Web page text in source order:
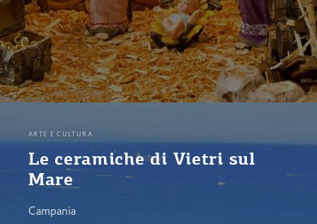
ARTE E CULTURA
Le ceramiche di Vietri sul
Mare
Campania